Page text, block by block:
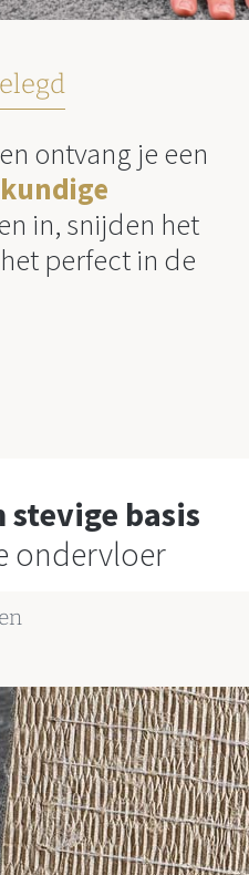
ontvang je een
in, snijden het
perfect in de
stevige basis
ondervloer